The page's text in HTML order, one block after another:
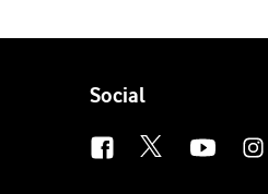
Follow
Social